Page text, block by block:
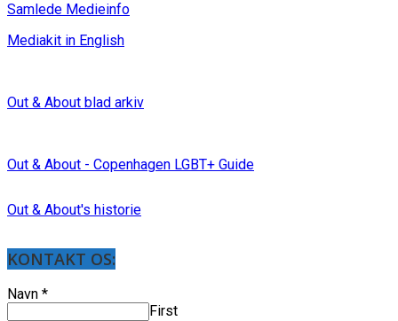
Samlede Medieinfo
Mediakit in English
Out & About blad arkiv
Out & About - Copenhagen LGBT+ Guide
Out & About's historie
KONTAKT OS:
Navn *
First